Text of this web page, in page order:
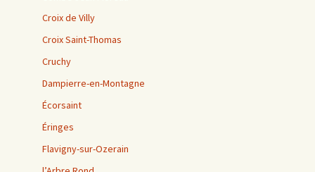
Croix de Villy
Croix Saint-Thomas
Cruchy
Dampierre-en-Montagne
Écorsaint
Éringes
Flavigny-sur-Ozerain